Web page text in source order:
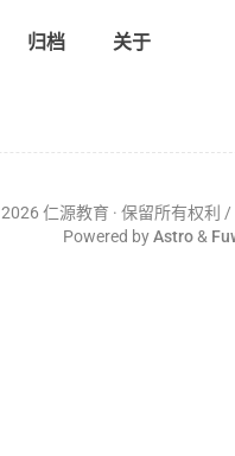
归档 关于
2026 仁源教育 · 保留所有权利 /
Powered byAstro&